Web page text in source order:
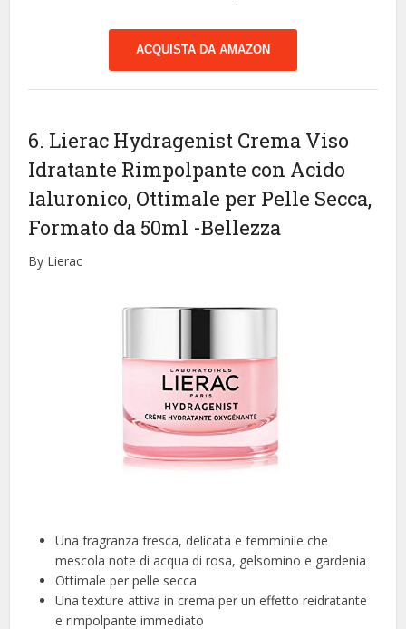
ACQUISTA DA AMAZON
6. Lierac Hydragenist Crema Viso
Idratante Rimpolpante con Acido
Ialuronico, Ottimale per Pelle Secca,
Formato da 50ml -Bellezza
By Lierac
Una fragranza fresca, delicata e femminile che
mescola note di acqua di rosa, gelsomino e gardenia
Ottimale per pelle secca
Una texture attiva in crema per un effetto reidratante
e rimpolpante immediato